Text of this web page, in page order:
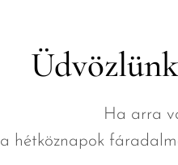
Ha arra
a hétköznapok